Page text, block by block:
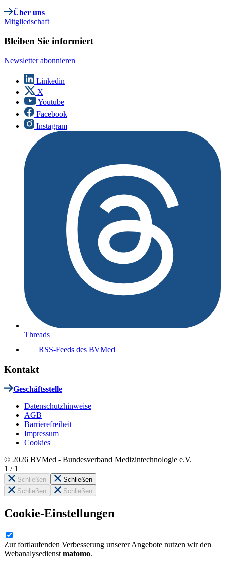
Über uns
Mitgliedschaft
Bleiben Sie informiert
Newsletter abonnieren
Linkedin
X
Youtube
Facebook
Instagram
Threads
RSS-Feeds des BVMed
Kontakt
Geschäftsstelle
Datenschutzhinweise
AGB
Barrierefreiheit
Impressum
Cookies
© 2026 BVMed - Bundesverband Medizintechnologie e.V.
1 / 1
Schließen
Schließen
Schließen
Schließen
Cookie-Einstellungen
Zur fortlaufenden Verbesserung unserer Angebote nutzen wir den
Webanalysedienst matomo.